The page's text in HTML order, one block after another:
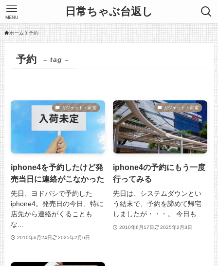
日常ちゃぶ台返し
MENU
ホーム 予約
予約 – tag –
ガジェット・家電
iphone4を予約したけど発
売当日に連絡がこなかった
先日、ヨドバシで予約した
iphone4。発売日の今日、特に
店先から連絡がくることも
な...
2010年6月24日 2025年2月6日
ガジェット・家電
iphone4の予約にもう一度
行ってみる
先日は、システムダウンとい
う結末で、予約を諦めて帰宅
しましたが・・・。 今日も...
2010年6月17日 2025年2月3日